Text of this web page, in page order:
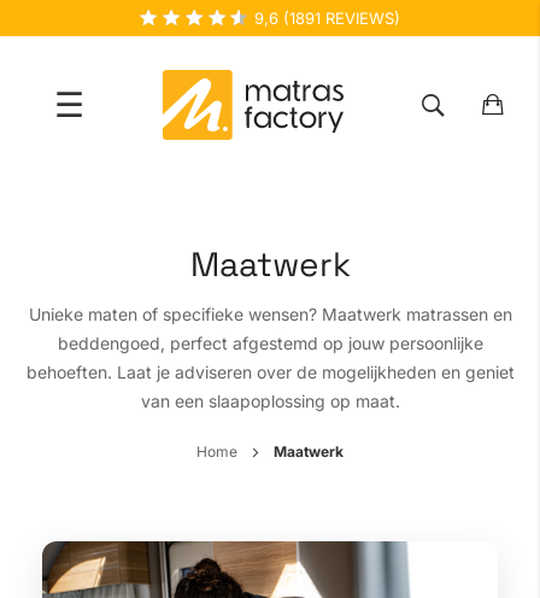
9,6 (1891 REVIEWS)
☰
Maatwerk
Unieke maten of specifieke wensen? Maatwerk matrassen en
beddengoed, perfect afgestemd op jouw persoonlijke
behoeften. Laat je adviseren over de mogelijkheden en geniet
van een slaapoplossing op maat.
Home Maatwerk